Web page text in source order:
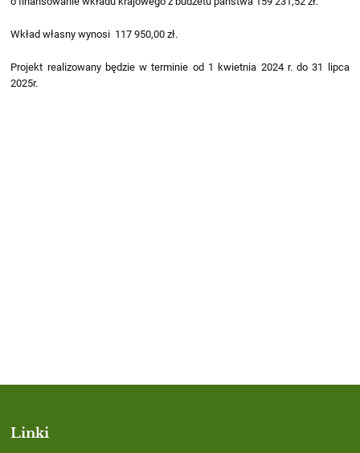
Wkład własny wynosi 117 950,00 zł.
Projekt realizowany będzie w terminie od 1 kwietnia 2024 r. do 31 lipca
2025r.
Linki